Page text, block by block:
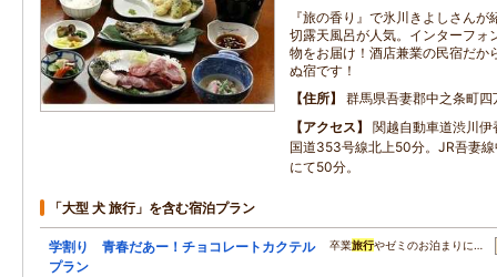
『旅の香り』で氷川きよしさん
切露天風呂が人気。インターフォ
物をお届け！酒店兼業の民宿だか
ぬ宿です！
住所
群馬県吾妻郡中之条町
アクセス
関越自動車道渋川
国道353号線北上50分。JR吾妻
にて50分。
「大型 犬 旅行」を含む宿泊プラン
学割り 青春だあー！チョコレートカクテル
プラン
卒業旅行やゼミのお泊まりに…